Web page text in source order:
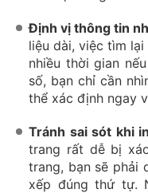
Định vị thông tin
liệu dài, việc tìm
nhiều thời gian
số, bạn chỉ cần
thể xác định ngay
Tránh sai sót khi
trang rất dễ bị
trang, bạn sẽ phải
xếp đúng thứ tự.